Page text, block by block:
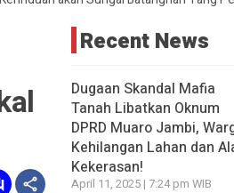
Recent News
Dugaan Skandal Mafia
Tanah Libatkan Oknum
DPRD Muaro Jambi,
Kehilangan Lahan dan
Kekerasan!
April 11, 2025 | 7:24 pm WIB